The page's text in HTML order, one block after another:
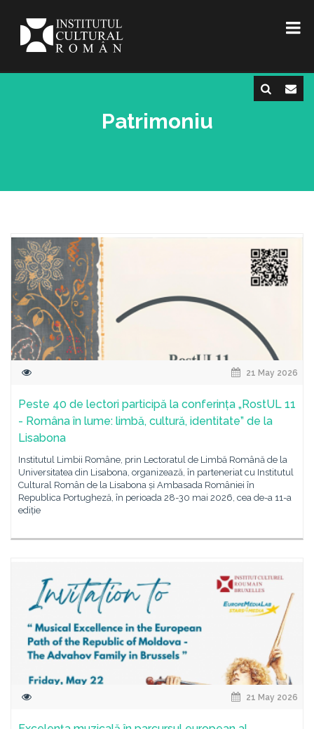
Patrimoniu
21 May 2026
Peste 40 de lectori participă la conferința „RostUL 11
- Româna în lume: limbă, cultură, identitate” de la
Lisabona
Institutul Limbii Române, prin Lectoratul de Limbă Română de la
Universitatea din Lisabona, organizează, în parteneriat cu Institutul
Cultural Român de la Lisabona și Ambasada României în
Republica Portugheză, în perioada 28-30 mai 2026, cea de-a 11-a
ediție
21 May 2026